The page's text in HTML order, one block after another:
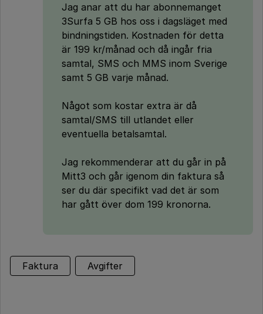
Jag anar att du har abonnemanget
3Surfa 5 GB hos oss i dagsläget med
bindningstiden. Kostnaden för detta
är 199 kr/månad och då ingår fria
samtal, SMS och MMS inom Sverige
samt 5 GB varje månad.
Något som kostar extra är då
samtal/SMS till utlandet eller
eventuella betalsamtal.
Jag rekommenderar att du går in på
Mitt3 och går igenom din faktura så
ser du där specifikt vad det är som
har gått över dom 199 kronorna.
Faktura Avgifter